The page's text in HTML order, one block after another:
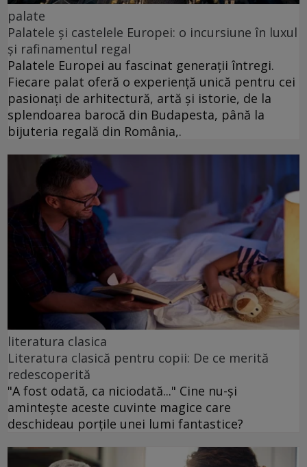
palate
Palatele și castelele Europei: o incursiune în luxul
și rafinamentul regal
Palatele Europei au fascinat generații întregi.
Fiecare palat oferă o experiență unică pentru cei
pasionați de arhitectură, artă și istorie, de la
splendoarea barocă din Budapesta, până la
bijuteria regală din România,.
literatura clasica
Literatura clasică pentru copii: De ce merită
redescoperită
"A fost odată, ca niciodată..." Cine nu-și
amintește aceste cuvinte magice care
deschideau porțile unei lumi fantastice?